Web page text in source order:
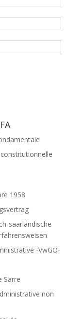
constitutionnelle
1958
saarländische
-VwGO-
Sarre
non